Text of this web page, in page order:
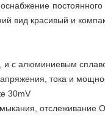
вид красивый и
и с алюминиевым
тока и
30mV
отслеживание